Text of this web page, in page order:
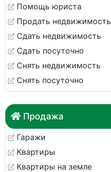
Помощь юриста
Продать недвижимость
Сдать недвижимость
Сдать посуточно
Снять недвижимость
Снять посуточно
Продажа
Гаражи
Квартиры
Квартиры на земле